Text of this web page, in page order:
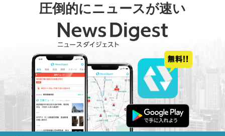
圧倒的にニュースが速い